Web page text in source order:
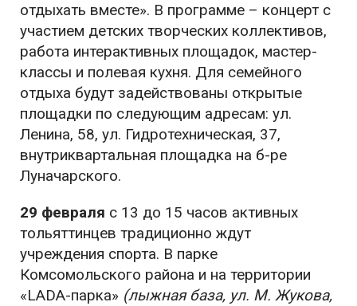
отдыхать вместе». В программе – концерт с
участием детских творческих коллективов,
работа интерактивных площадок, мастер-
классы и полевая кухня. Для семейного
отдыха будут задействованы открытые
площадки по следующим адресам: ул.
Ленина, 58, ул. Гидротехническая, 37,
внутриквартальная площадка на б-ре
Луначарского.
29 февраля с 13 до 15 часов активных
тольяттинцев традиционно ждут
учреждения спорта. В парке
Комсомольского района и на территории
«LADA-парка» (лыжная база, ул. М. Жукова,